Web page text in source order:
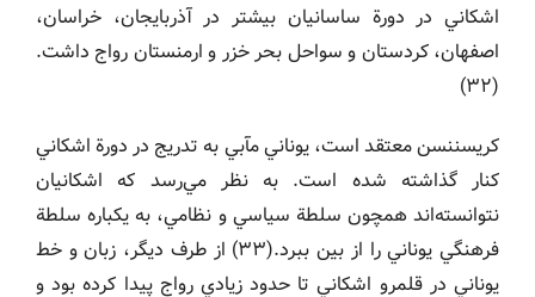
اشكاني در دورة ساسانيان بيشتر در آذربايجان، خراسان،
اصفهان، كردستان و سواحل بحر خزر و ارمنستان رواج داشت.
(٣٢)
كريسننسن معتقد است، يوناني مآبي به تدريج در دورة اشكاني
كنار گذاشته شده است. به نظر مي‌رسد كه اشكانيان
نتوانسته‌اند همچون سلطة سياسي و نظامي، به يكباره سلطة
فرهنگي يوناني را از بين ببرد.(٣٣) از طرف ديگر، زبان و خط
يوناني در قلمرو اشكاني تا حدود زيادي رواج پيدا كرده بود و